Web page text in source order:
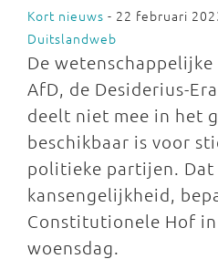
Kort nieuws - 22 februari
Duitslandweb
De
AfD, de Desiderius-
deelt niet mee in het
beschikbaar is voor
politieke partijen.
kansengelijkheid,
Constitutionele Hof
woensdag.